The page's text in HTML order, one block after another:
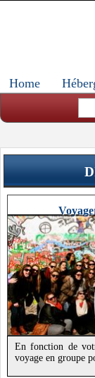
Home
En fonction de
voyage en groupe